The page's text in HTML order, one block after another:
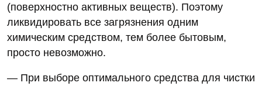
(поверхностно активных веществ). Поэтому
ликвидировать все загрязнения одним
химическим средством, тем более бытовым,
просто невозможно.
— При выборе оптимального средства для чистки